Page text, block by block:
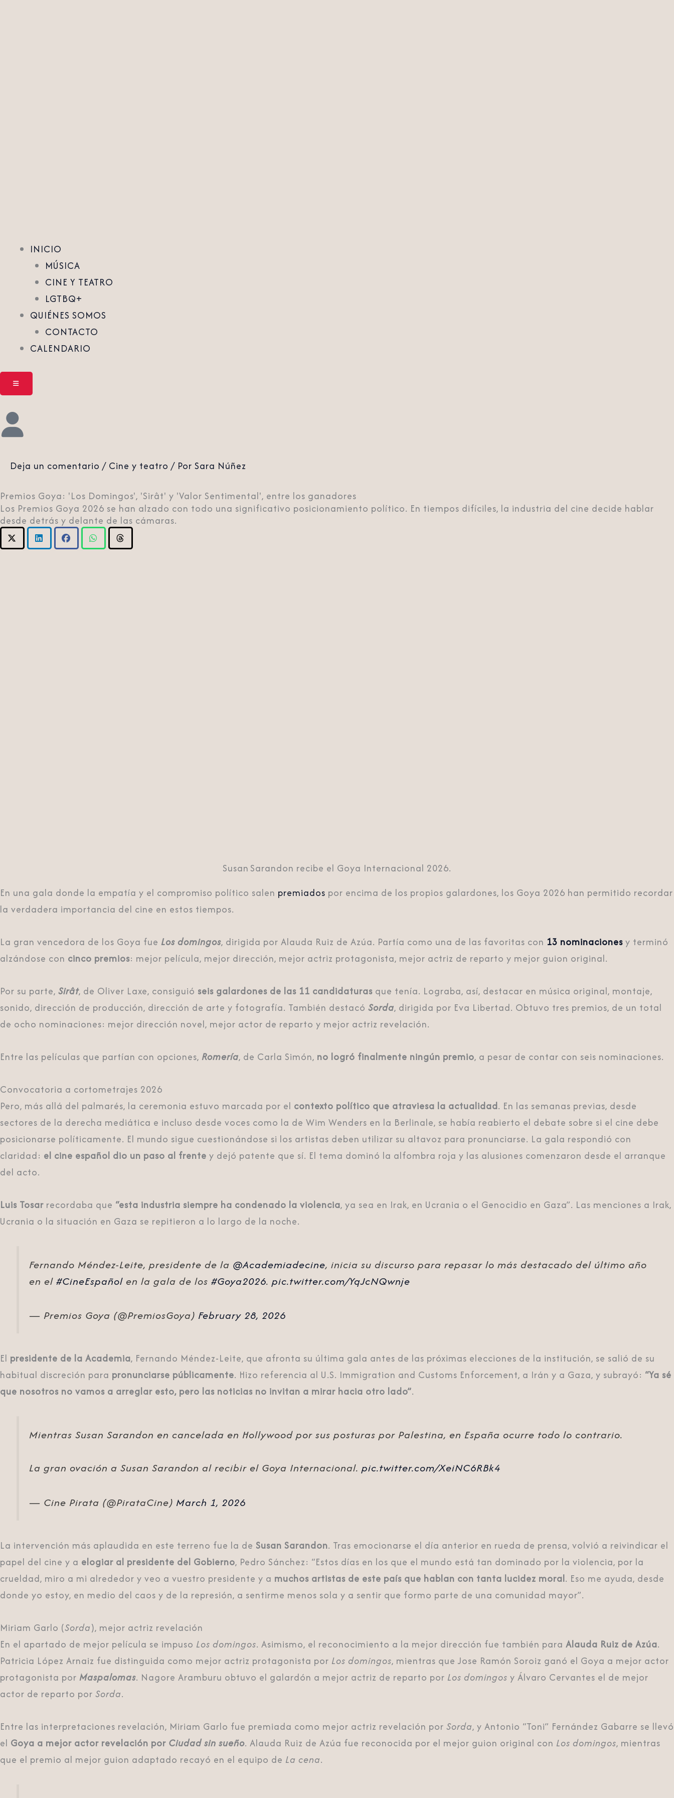
INICIO
MÚSICA
CINE Y TEATRO
LGTBQ+
QUIÉNES SOMOS
CONTACTO
CALENDARIO
Deja un comentario / Cine y teatro / Por Sara Núñez
Premios Goya: 'Los Domingos', 'Sirât' y 'Valor Sentimental', entre los ganadores
Los Premios Goya 2026 se han alzado con todo una significativo posicionamiento político. En tiempos difíciles, la industria del cine decide hablar
desde detrás y delante de las cámaras.
Susan Sarandon recibe el Goya Internacional 2026.
En una gala donde la empatía y el compromiso político salen premiados por encima de los propios galardones, los Goya 2026 han permitido recordar
la verdadera importancia del cine en estos tiempos.
La gran vencedora de los Goya fue Los domingos, dirigida por Alauda Ruiz de Azúa. Partía como una de las favoritas con 13 nominacionesy terminó
alzándose con cinco premios: mejor película, mejor dirección, mejor actriz protagonista, mejor actriz de reparto y mejor guion original.
Por su parte, Sirât, de Oliver Laxe, consiguió seis galardones de las 11 candidaturas que tenía. Lograba, así, destacar en música original, montaje,
sonido, dirección de producción, dirección de arte y fotografía. También destacó Sorda, dirigida por Eva Libertad. Obtuvo tres premios, de un total
de ocho nominaciones: mejor dirección novel, mejor actor de reparto y mejor actriz revelación.
Entre las películas que partían con opciones, Romería, de Carla Simón, no logró finalmente ningún premio, a pesar de contar con seis nominaciones.
Convocatoria a cortometrajes 2026
Pero, más allá del palmarés, la ceremonia estuvo marcada por el contexto político que atraviesa la actualidad. En las semanas previas, desde
sectores de la derecha mediática e incluso desde voces como la de Wim Wenders en la Berlinale, se había reabierto el debate sobre si el cine debe
posicionarse políticamente. El mundo sigue cuestionándose si los artistas deben utilizar su altavoz para pronunciarse. La gala respondió con
claridad: el cine español dio un paso al frente y dejó patente que sí. El tema dominó la alfombra roja y las alusiones comenzaron desde el arranque
del acto.
Luis Tosar recordaba que “esta industria siempre ha condenado la violencia, ya sea en Irak, en Ucrania o el Genocidio en Gaza”. Las menciones a Irak,
Ucrania o la situación en Gaza se repitieron a lo largo de la noche.
Fernando Méndez-Leite, presidente de la @Academiadecine, inicia su discurso para repasar lo más destacado del último año
en el #CineEspañol en la gala de los #Goya2026. pic.twitter.com/YqJcNQwnje
— Premios Goya (@PremiosGoya) February 28, 2026
El presidente de la Academia, Fernando Méndez-Leite, que afronta su última gala antes de las próximas elecciones de la institución, se salió de su
habitual discreción para pronunciarse públicamente. Hizo referencia al U.S. Immigration and Customs Enforcement, a Irán y a Gaza, y subrayó: “Ya sé
que nosotros no vamos a arreglar esto, pero las noticias no invitan a mirar hacia otro lado”.
Mientras Susan Sarandon en cancelada en Hollywood por sus posturas por Palestina, en España ocurre todo lo contrario.
La gran ovación a Susan Sarandon al recibir el Goya Internacional. pic.twitter.com/XeiNC6RBk4
— Cine Pirata (@PirataCine) March 1, 2026
La intervención más aplaudida en este terreno fue la de Susan Sarandon. Tras emocionarse el día anterior en rueda de prensa, volvió a reivindicar el
papel del cine y a elogiar al presidente del Gobierno, Pedro Sánchez: “Estos días en los que el mundo está tan dominado por la violencia, por la
crueldad, miro a mi alrededor y veo a vuestro presidente y a muchos artistas de este país que hablan con tanta lucidez moral. Eso me ayuda, desde
donde yo estoy, en medio del caos y de la represión, a sentirme menos sola y a sentir que formo parte de una comunidad mayor”.
Miriam Garlo (Sorda), mejor actriz revelación
En el apartado de mejor película se impuso Los domingos. Asimismo, el reconocimiento a la mejor dirección fue también para Alauda Ruiz de Azúa.
Patricia López Arnaiz fue distinguida como mejor actriz protagonista por Los domingos, mientras que Jose Ramón Soroiz ganó el Goya a mejor actor
protagonista por Maspalomas. Nagore Aramburu obtuvo el galardón a mejor actriz de reparto por Los domingos y Álvaro Cervantes el de mejor
actor de reparto por Sorda.
Entre las interpretaciones revelación, Miriam Garlo fue premiada como mejor actriz revelación por Sorda, y Antonio “Toni” Fernández Gabarre se llevó
el Goya a mejor actor revelación por Ciudad sin sueño. Alauda Ruiz de Azúa fue reconocida por el mejor guion original con Los domingos, mientras
que el premio al mejor guion adaptado recayó en el equipo de La cena.